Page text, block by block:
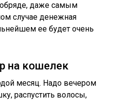
даже самым
случае денежная
ее будет очень
на кошелек
месяц. Надо вечером
распустить волосы,